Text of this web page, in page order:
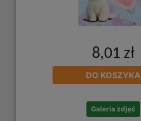
8,01 zł
DO KOSZYKA
Galeria zdjęć